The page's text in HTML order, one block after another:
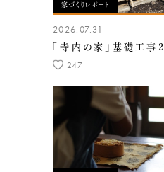
家づくりレポート
2026.07.31
「寺内の家」基礎工事2
247